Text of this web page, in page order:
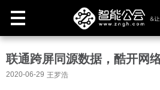
联通跨屏同源数据，酷开网
2020-06-29 王罗浩